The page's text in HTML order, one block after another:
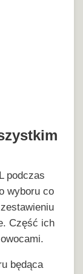
podczas
wyboru co
Część ich
będąca